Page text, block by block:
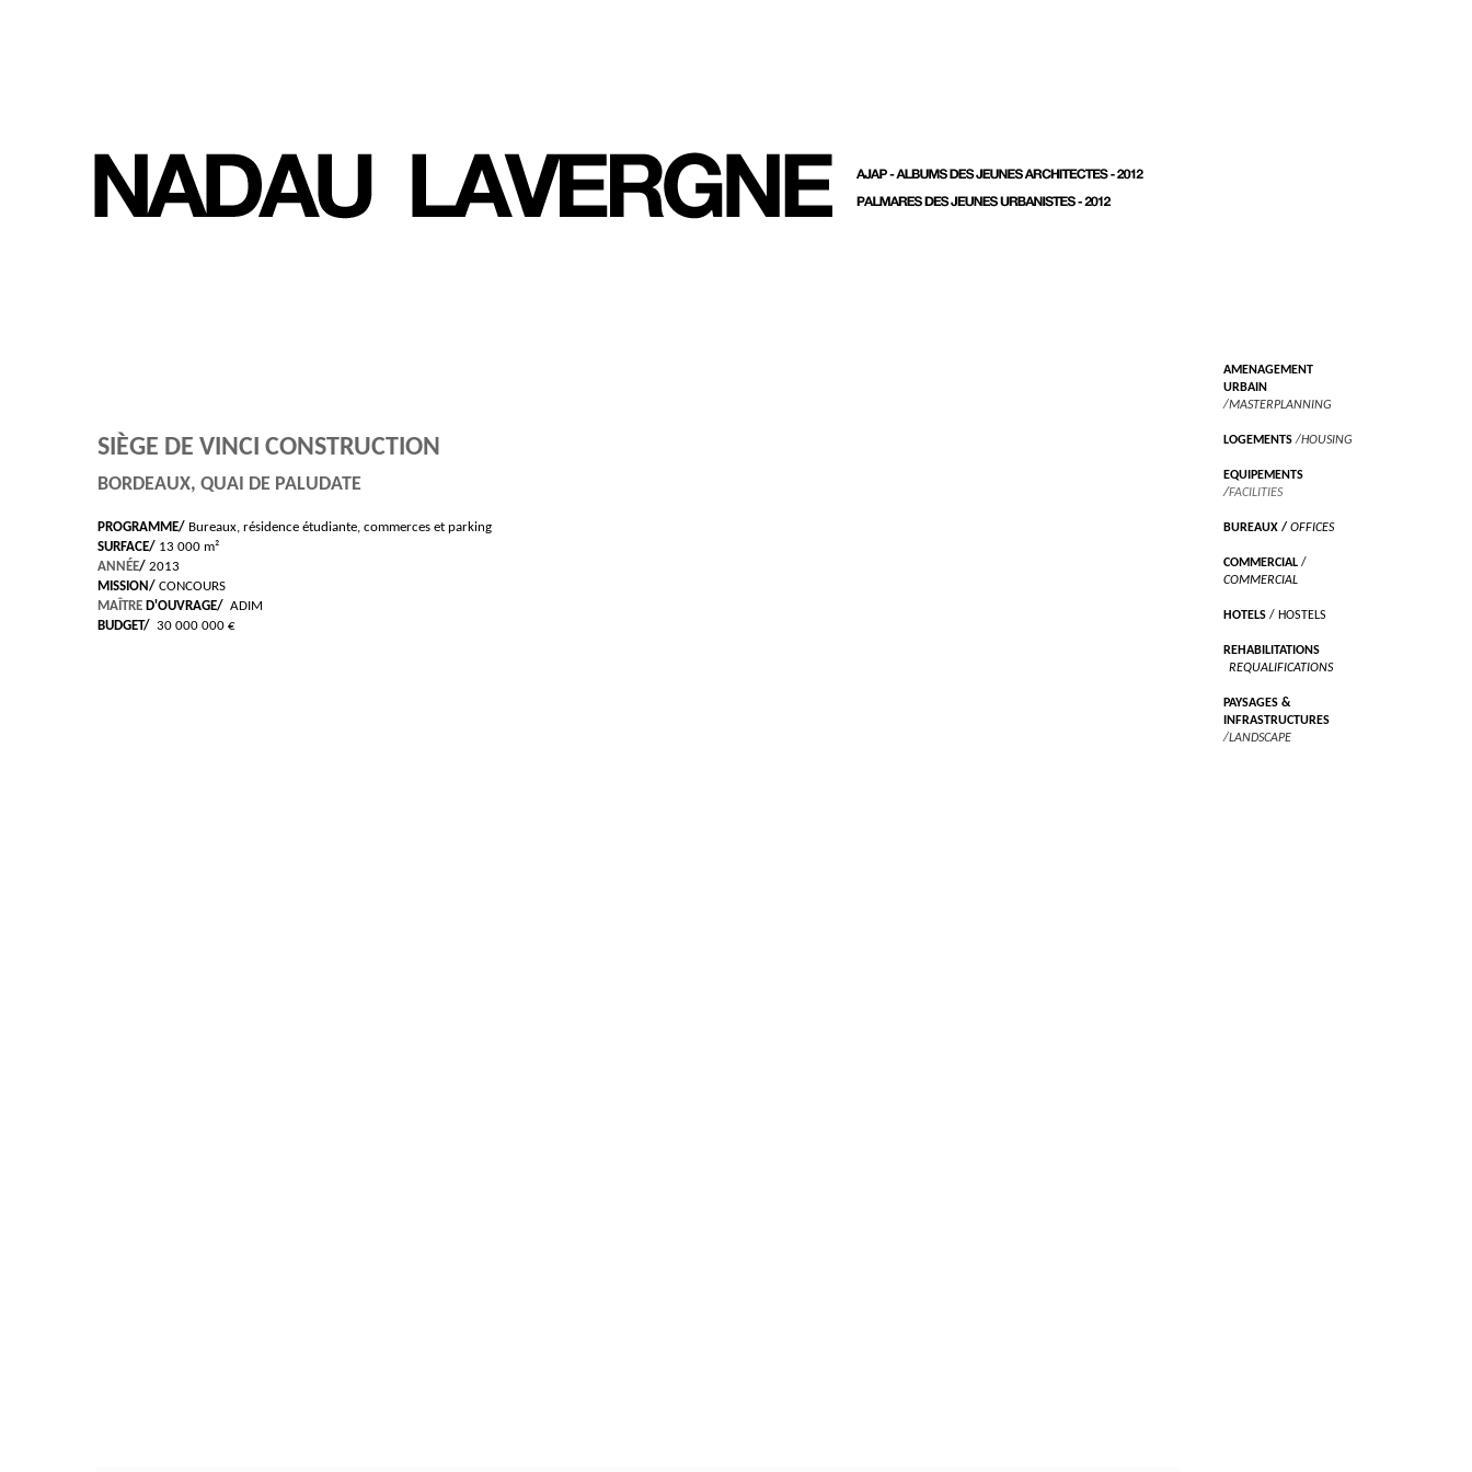
SIÈGE DE VINCI CONSTRUCTION
BORDEAUX, QUAI DE PALUDATE
PROGRAMME/ Bureaux, résidence étudiante, commerces et parking
SURFACE/ 13 000 m²
ANNÉE/ 2013
MISSION/ CONCOURS
MAÎTRE D'OUVRAGE/ ADIM
BUDGET/ 30 000 000 €
AMENAGEMENT
URBAIN
/MASTERPLANNING
LOGEMENTS /HOUSING
EQUIPEMENTS
/FACILITIES
BUREAUX / OFFICES
COMMERCIAL /
COMMERCIAL
HOTELS / HOSTELS
REHABILITATIONS
REQUALIFICATIONS
PAYSAGES &
INFRASTRUCTURES
/LANDSCAPE